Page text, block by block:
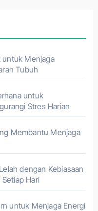
untuk Menjaga
Tubuh
untuk
Stres Harian
Membantu Menjaga
dengan Kebiasaan
Hari
untuk Menjaga Energi